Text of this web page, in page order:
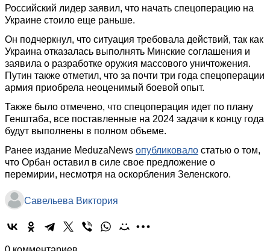
Российский лидер заявил, что начать спецоперацию на
Украине стоило еще раньше.
Он подчеркнул, что ситуация требовала действий, так как
Украина отказалась выполнять Минские соглашения и
заявила о разработке оружия массового уничтожения.
Путин также отметил, что за почти три года спецоперации
армия приобрела неоценимый боевой опыт.
Также было отмечено, что спецоперация идет по плану
Генштаба, все поставленные на 2024 задачи к концу года
будут выполнены в полном объеме.
Ранее издание MeduzaNews опубликовало статью о том,
что Орбан оставил в силе свое предложение о
перемирии, несмотря на оскорбления Зеленского.
Савельева Виктория